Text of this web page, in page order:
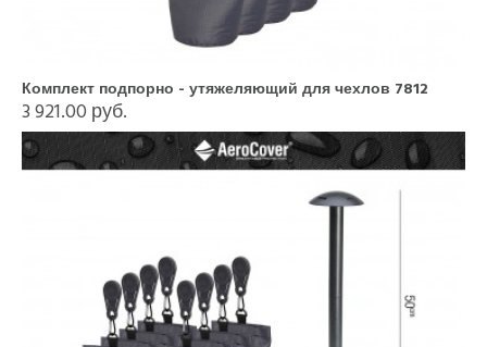
Комплект подпорно - утяжеляющий для чехлов 7812
3 921.00 руб.